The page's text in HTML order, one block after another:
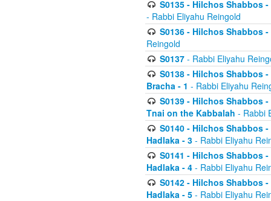
S0135 - Hilchos Shabbos
- Rabbi Eliyahu Reingold
S0136 - Hilchos Shabbos
Reingold
S0137- Rabbi Eliyahu
S0138 - Hilchos Shabbos
Bracha - 1 - Rabbi Eliyahu
S0139 - Hilchos Shabbos
Tnai on the Kabbalah - Rabbi
S0140 - Hilchos Shabbos
Hadlaka - 3 - Rabbi Eliyahu
S0141 - Hilchos Shabbos
Hadlaka - 4 - Rabbi Eliyahu
S0142 - Hilchos Shabbos
Hadlaka - 5 - Rabbi Eliyahu